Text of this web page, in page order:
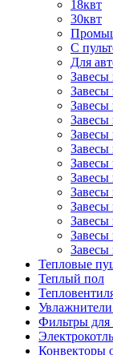
18квт
30квт
С
Для
Тепловые
Теплый пол
Увлажнители
Фильтры
Конвекторы